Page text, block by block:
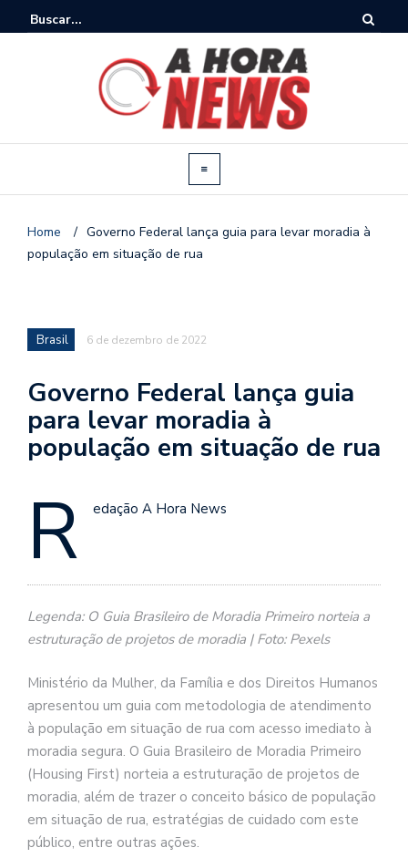
Home / Governo Federal lança guia para levar moradia à
população em situação de rua
Brasil 6 de dezembro de 2022
Governo Federal lança guia
para levar moradia à
população em situação de rua
R edação A Hora News
Legenda: O Guia Brasileiro de Moradia Primeiro norteia a
estruturação de projetos de moradia | Foto: Pexels
Ministério da Mulher, da Família e dos Direitos Humanos
apresentou um guia com metodologia de atendimento
à população em situação de rua com acesso imediato à
moradia segura. O Guia Brasileiro de Moradia Primeiro
(Housing First) norteia a estruturação de projetos de
moradia, além de trazer o conceito básico de população
em situação de rua, estratégias de cuidado com este
público, entre outras ações.